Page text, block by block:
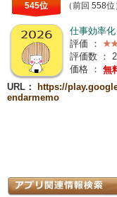
545位 （前回 558位
仕事効率化
評価 ：
評価数 ：
価格 ： 無
URL：
https://
endarmemo